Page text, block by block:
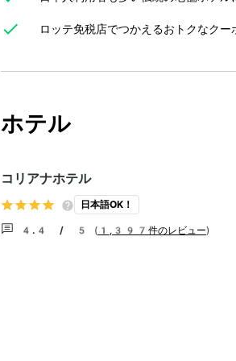
ロッテ免税店でつかえるおトクなク
ホテル
コリアナホテル
日本語OK！
4.4 / 5 ( 1,397件のレビュー)